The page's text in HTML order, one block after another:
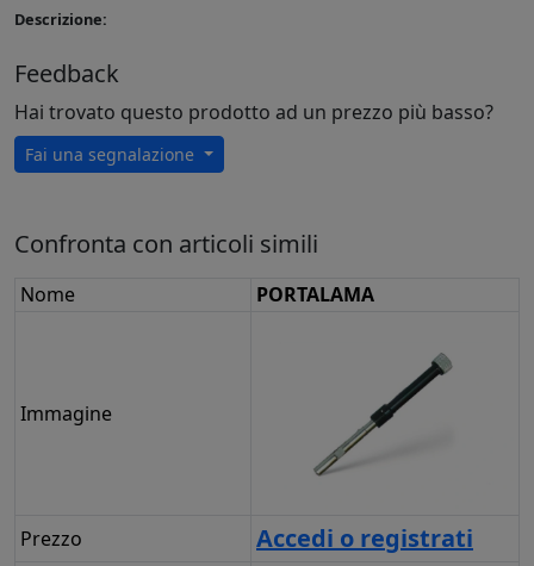
Descrizione:
Feedback
Hai trovato questo prodotto ad un prezzo più basso?
Fai una segnalazione
Confronta con articoli simili
Nome PORTALAMA
Immagine
Prezzo Accedi o registrati